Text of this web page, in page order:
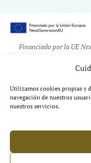
Utilizamos cookies propias y
navegación de nuestros
nuestros servicios.
Financiado por la UE